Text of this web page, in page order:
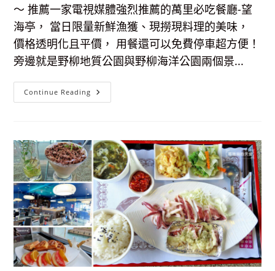
包，
好
吃
又
美
味
的
平
港
式
料
～ 推薦一家電視媒體強烈推薦的萬里必吃餐廳-望
海亭， 當日限量新鮮漁獲、現撈現料理的美味，
價格透明化且平價， 用餐還可以免費停車超方便！
旁邊就是野柳地質公園與野柳海洋公園兩個景...
Continue Reading 【萬
里
亭-
萬
里
野
柳
必
吃
的
平
價
海
鮮
餐
廳，
新